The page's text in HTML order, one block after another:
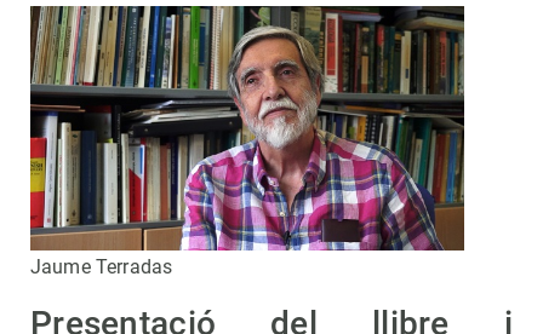
Jaume Terradas
Presentació del llibre i